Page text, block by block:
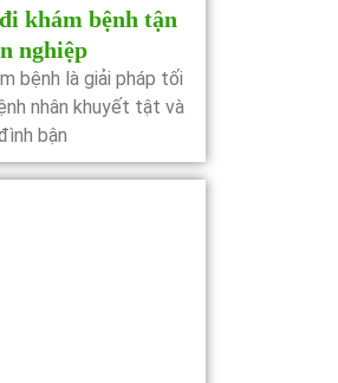
khám bệnh tận
nghiệp
bệnh là giải pháp tối
nhân khuyết tật và
bận